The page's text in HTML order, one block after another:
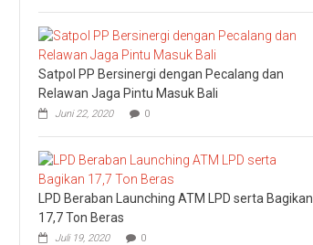
Satpol PP Bersinergi dengan Pecalang dan
Relawan Jaga Pintu Masuk Bali
Juni 22, 2020 0
LPD Beraban Launching ATM LPD serta Bagikan
17,7 Ton Beras
Juli 19, 2020 0